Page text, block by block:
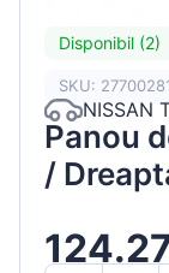
Disponibil (2)
SKU:
NISSAN
Panou
/